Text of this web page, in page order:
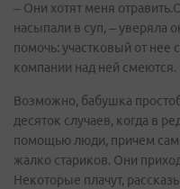
– Они хотят меня
насыпали в суп, – уверяла
помочь: участковый от
компании над ней смеются.
Возможно, бабушка
десяток случаев, когда в
помощью люди, причем
жалко стариков. Они
Некоторые плачут,